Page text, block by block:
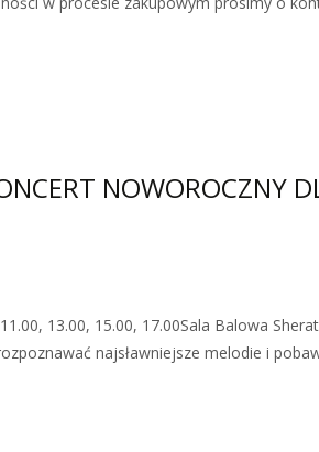
NOWOROCZNY
13.00, 15.00, 17.00Sala Balowa
najsławniejsze melodie i